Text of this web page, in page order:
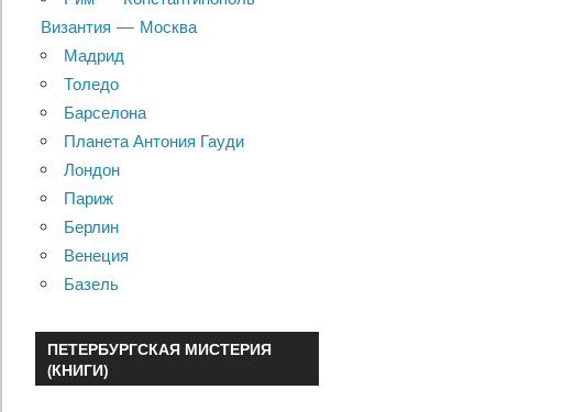
Византия — Москва
Мадрид
Толедо
Барселона
Планета Антония Гауди
Лондон
Париж
Берлин
Венеция
Базель
ПЕТЕРБУРГСКАЯ МИСТЕРИЯ
(КНИГИ)